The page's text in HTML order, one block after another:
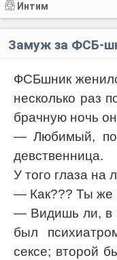
Интим
Замуж за ФСБ-
ФСБшник
несколько раз
брачную ночь
— Любимый,
девственница.
У того глаза на
— Как??? Ты же
— Видишь ли, в
был
ceкcе; второй